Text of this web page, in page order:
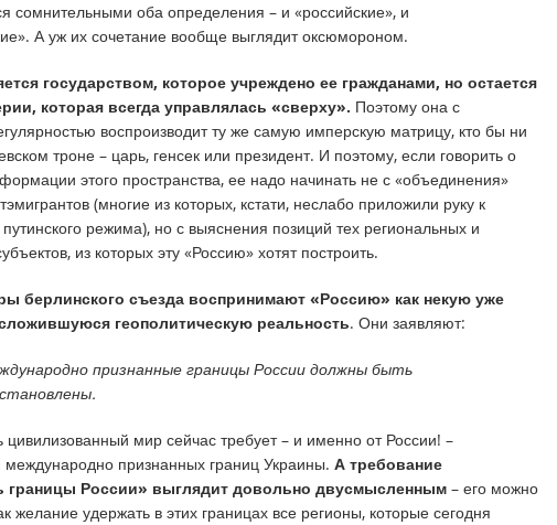
сомнительными оба определения – и «российские», и
А уж их сочетание вообще выглядит оксюмороном.
государством, которое учреждено ее гражданами, но остается
которая всегда управлялась «сверху». Поэтому она с
воспроизводит ту же самую имперскую матрицу, кто бы ни
троне – царь, генсек или президент. И поэтому, если говорить о
этого пространства, ее надо начинать не с «объединения»
(многие из которых, кстати, неслабо приложили руку к
режима), но с выяснения позиций тех региональных и
из которых эту «Россию» хотят построить.
берлинского съезда воспринимают «Россию» как некую уже
геополитическую реальность. Они заявляют:
признанные границы России должны быть
цивилизованный мир сейчас требует – и именно от России! –
международно признанных границ Украины. А требование
границы России» выглядит довольно двусмысленным – его можно
желание удержать в этих границах все регионы, которые сегодня